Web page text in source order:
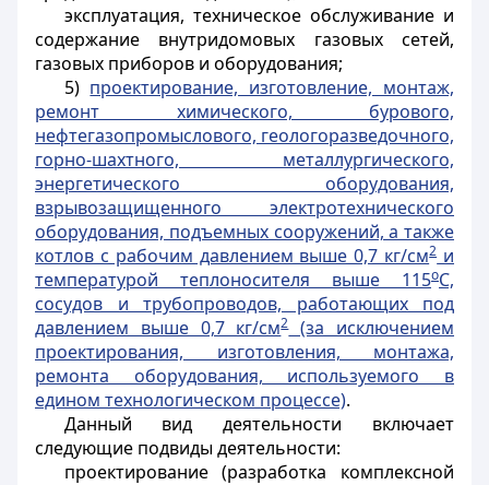
эксплуатация, техническое обслуживание и
содержание внутридомовых газовых сетей,
газовых приборов и оборудования;
5) проектирование, изготовление, монтаж,
ремонт химического, бурового,
нефтегазопромыслового, геологоразведочного,
горно-шахтного, металлургического,
энергетического оборудования,
взрывозащищенного электротехнического
оборудования, подъемных сооружений, а также
котлов с рабочим давлением выше 0,7 кг/см2и
температурой теплоносителя выше 115оС,
сосудов и трубопроводов, работающих под
давлением выше 0,7 кг/см2(за исключением
проектирования, изготовления, монтажа,
ремонта оборудования, используемого в
едином технологическом процессе).
Данный вид деятельности включает
следующие подвиды деятельности:
проектирование (разработка комплексной